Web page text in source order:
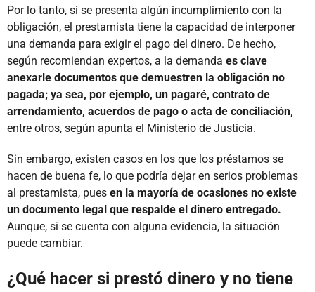
Por lo tanto, si se presenta algún incumplimiento con la
obligación, el prestamista tiene la capacidad de interponer
una demanda para exigir el pago del dinero. De hecho,
según recomiendan expertos, a la demanda es clave
anexarle documentos que demuestren la obligación no
pagada; ya sea, por ejemplo, un pagaré, contrato de
arrendamiento, acuerdos de pago o acta de conciliación,
entre otros, según apunta el Ministerio de Justicia.
Sin embargo, existen casos en los que los préstamos se
hacen de buena fe, lo que podría dejar en serios problemas
al prestamista, pues en la mayoría de ocasiones no existe
un documento legal que respalde el dinero entregado.
Aunque, si se cuenta con alguna evidencia, la situación
puede cambiar.
¿Qué hacer si prestó dinero y no tiene